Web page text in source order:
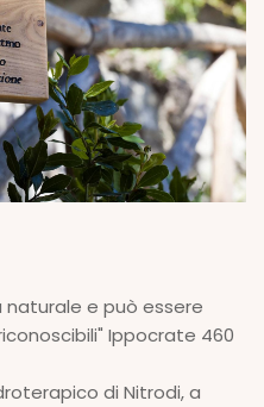
e può essere
Ippocrate 460
di Nitrodi, a